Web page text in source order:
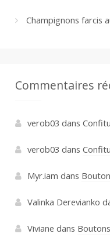
Champignons farcis
Commentaires
verob03 dans
verob03 dans
Myr.iam dans
Valinka Derevianko
Viviane dans